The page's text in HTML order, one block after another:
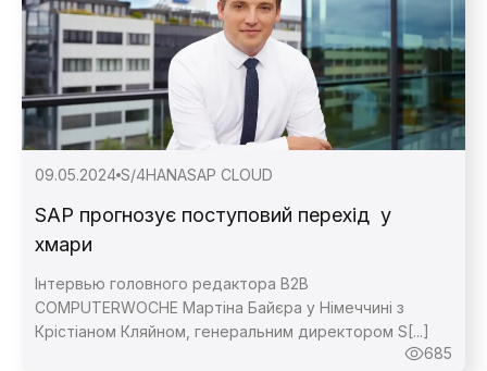
09.05.2024 S/4HANASAP CLOUD
SAP прогнозує поступовий перехід у
хмари
Інтервью головного редактора B2B
COMPUTERWOCHE Мартіна Байєра у Німеччині з
Крістіаном Кляйном, генеральним директором S[...]
685